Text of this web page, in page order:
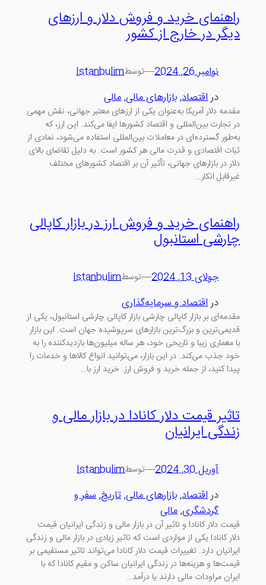
راهنمای خرید و فروش دلار و ارزهای
دیگر در خارج از کشور
نوامبر 26, 2024 —توسطIstanbulim
دراقتصاد, بازارهای مالی, مالی
مقدمه دلار آمریکا به‌عنوان یکی از ارزهای معتبر جهانی، نقش مهمی
در تجارت بین‌المللی و اقتصاد کشورها ایفا می‌کند. این ارز، که
به‌طور گسترده‌ای در معاملات بین‌المللی استفاده می‌شود، نمادی از
ثبات اقتصادی و قدرت مالی هر کشور است. به دلیل تقاضای بالای
دلار در بازارهای جهانی، تأثیر آن بر اقتصاد کشورهای مختلف
غیرقابل انکار…
راهنمای خرید و فروش ارز در بازار کاپالی
چارشی استانبول
جولای 13, 2024 —توسطIstanbulim
دراقتصاد و سرمایه‌گذاری
مقدمه‌ای بر بازار کاپالی چارشی بازار کاپالی چارشی استانبول، یکی از
قدیمی‌ترین و بزرگ‌ترین بازارهای سرپوشیده جهان است. این بازار
با معماری زیبا و تاریخی خود، هر ساله میلیون‌ها بازدیدکننده را به
خود جذب می‌کند. در این بازار، می‌توانید انواع کالاها و خدمات را
پیدا کنید، از جمله خرید و فروش ارز. خرید ارز با…
تاثیر قیمت دلار کانادا در بازار مالی و
زندگی ایرانیان
آوریل 30, 2024 —توسطIstanbulim
دراقتصاد, بازارهای مالی, تاریخ, سفر و
گردشگری, مالی
قیمت دلار کانادا و تاثیر آن در بازار مالی و زندگی ایرانیان قیمت
دلار کانادا یکی از مواردی است که تاثیر زیادی در بازار مالی و زندگی
ایرانیان دارد. تغییرات قیمت دلار کانادا می‌تواند تاثیر مستقیمی بر
قیمت‌ها و هزینه‌ها در زندگی ایرانیان ساکن و مقیم کانادا که با
ایران مراودات مالی دارند یا درآمد…